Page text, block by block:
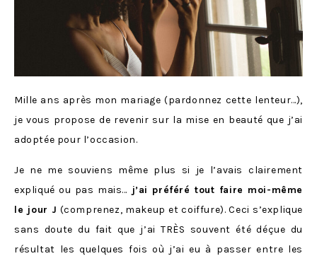
Mille ans après mon mariage (pardonnez cette lenteur…),
je vous propose de revenir sur la mise en beauté que j’ai
adoptée pour l’occasion.
Je ne me souviens même plus si je l’avais clairement
expliqué ou pas mais… j’ai préféré tout faire moi-même
le jour J (comprenez, makeup et coiffure). Ceci s’explique
sans doute du fait que j’ai TRÈS souvent été déçue du
résultat les quelques fois où j’ai eu à passer entre les